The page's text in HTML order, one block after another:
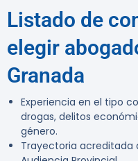
Listado de
elegir
Granada
Experiencia en el tipo
drogas, delitos
género.
Trayectoria acreditada